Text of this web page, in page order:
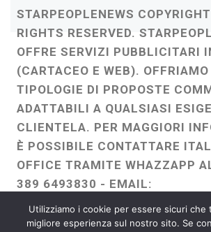
STARPEOPLENEWS
RIGHTS RESERVED.
OFFRE SERVIZI PUBBLICITARI
(CARTACEO E WEB). OFFRIAMO
TIPOLOGIE DI PROPOSTE
ADATTABILI A QUALSIASI
CLIENTELA. PER MAGGIORI
È POSSIBILE CONTATTARE
OFFICE TRAMITE WHAZZAPP
389 6493830 - EMAIL:
WEBMASTER :FRANCESCO
Utilizziamo i cookie per essere sicuri che
migliore esperienza sul nostro sito. Se